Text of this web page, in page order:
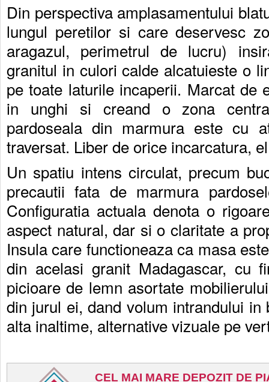
Din perspectiva amplasamentului
lungul peretilor si care deservesc
aragazul, perimetrul de lucru)
granitul in culori calde alcatuieste o
pe toate laturile incaperii. Marcat de
in unghi si creand o zona
pardoseala din marmura este cu
traversat. Liber de orice incarcatura,
Un spatiu intens circulat, precum
precautii fata de marmura
Configuratia actuala denota o
aspect natural, dar si o claritate a
Insula care functioneaza ca masa
din acelasi granit Madagascar, cu
picioare de lemn asortate
din jurul ei, dand volum intrandului
alta inaltime, alternative vizuale pe